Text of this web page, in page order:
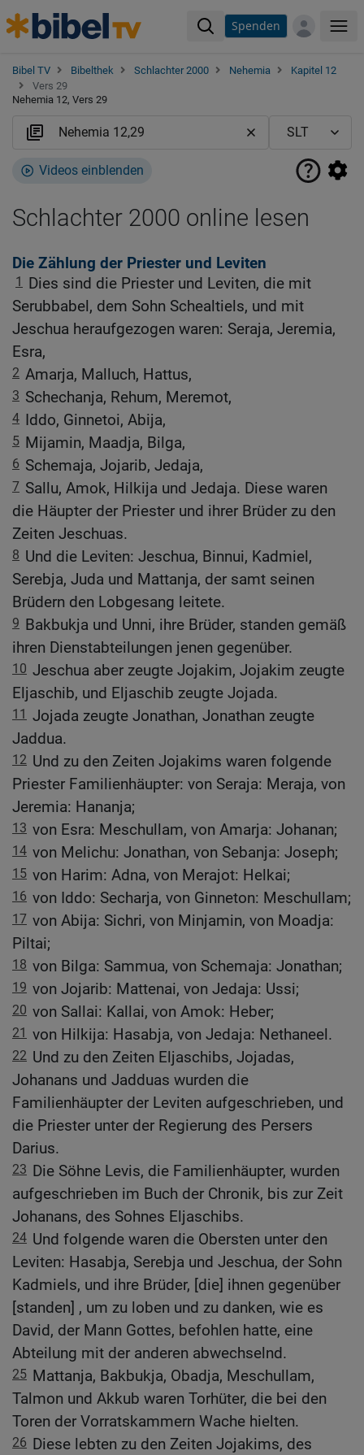
Spenden
Bibel TV Bibelthek Schlachter 2000 Nehemia
Kapitel 12
Vers 29
Nehemia 12, Vers 29
Videos einblenden
Schlachter 2000 online lesen
Die Zählung der Priester und Leviten
1
Dies sind die Priester und Leviten, die mit
Serubbabel, dem Sohn Schealtiels, und mit
Jeschua heraufgezogen waren: Seraja, Jeremia,
Esra,
2 Amarja, Malluch, Hattus,
3 Schechanja, Rehum, Meremot,
4 Iddo, Ginnetoi, Abija,
5 Mijamin, Maadja, Bilga,
6 Schemaja, Jojarib, Jedaja,
7 Sallu, Amok, Hilkija und Jedaja. Diese waren
die Häupter der Priester und ihrer Brüder zu den
Zeiten Jeschuas.
8 Und die Leviten: Jeschua, Binnui, Kadmiel,
Serebja, Juda und Mattanja, der samt seinen
Brüdern den Lobgesang leitete.
9 Bakbukja und Unni, ihre Brüder, standen gemäß
ihren Dienstabteilungen jenen gegenüber.
10 Jeschua aber zeugte Jojakim, Jojakim zeugte
Eljaschib, und Eljaschib zeugte Jojada.
11 Jojada zeugte Jonathan, Jonathan zeugte
Jaddua.
12 Und zu den Zeiten Jojakims waren folgende
Priester Familienhäupter: von Seraja: Meraja, von
Jeremia: Hananja;
13 von Esra: Meschullam, von Amarja: Johanan;
14 von Melichu: Jonathan, von Sebanja: Joseph;
15 von Harim: Adna, von Merajot: Helkai;
16 von Iddo: Secharja, von Ginneton: Meschullam;
17 von Abija: Sichri, von Minjamin, von Moadja:
Piltai;
18 von Bilga: Sammua, von Schemaja: Jonathan;
19 von Jojarib: Mattenai, von Jedaja: Ussi;
20 von Sallai: Kallai, von Amok: Heber;
21 von Hilkija: Hasabja, von Jedaja: Nethaneel.
22 Und zu den Zeiten Eljaschibs, Jojadas,
Johanans und Jadduas wurden die
Familienhäupter der Leviten aufgeschrieben, und
die Priester unter der Regierung des Persers
Darius.
23 Die Söhne Levis, die Familienhäupter, wurden
aufgeschrieben im Buch der Chronik, bis zur Zeit
Johanans, des Sohnes Eljaschibs.
24 Und folgende waren die Obersten unter den
Leviten: Hasabja, Serebja und Jeschua, der Sohn
Kadmiels, und ihre Brüder, [die] ihnen gegenüber
[standen] , um zu loben und zu danken, wie es
David, der Mann Gottes, befohlen hatte, eine
Abteilung mit der anderen abwechselnd.
25 Mattanja, Bakbukja, Obadja, Meschullam,
Talmon und Akkub waren Torhüter, die bei den
Toren der Vorratskammern Wache hielten.
26 Diese lebten zu den Zeiten Jojakims, des